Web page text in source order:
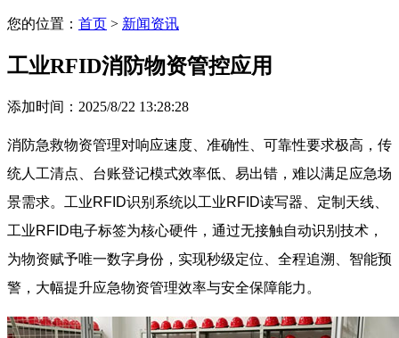
您的位置： 首页 > 新闻资讯
工业RFID消防物资管控应用
添加时间：2025/8/22 13:28:28
消防急救物资管理对响应速度、准确性、可靠性要求极高，传
统人工清点、台账登记模式效率低、易出错，难以满足应急场
景需求。工业RFID识别系统以工业RFID读写器、定制天线、
工业RFID电子标签为核心硬件，通过无接触自动识别技术，
为物资赋予唯一数字身份，实现秒级定位、全程追溯、智能预
警，大幅提升应急物资管理效率与安全保障能力。